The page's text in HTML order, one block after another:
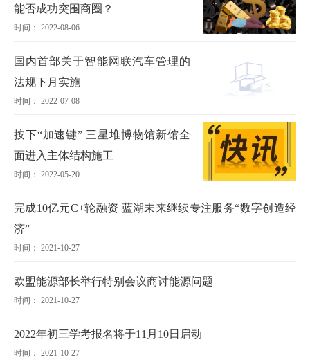
能否成功突围商圈？
时间： 2022-08-06
国内首部关于智能网联汽车管理的
法规下月实施
时间： 2022-07-08
按下“加速键” 三星堆博物馆新馆全
面进入主体结构施工
时间： 2022-05-20
完成10亿元C+轮融资 蓝湖未来继续专注服务“数字创造经
济”
时间： 2021-10-27
欧盟能源部长举行特别会议商讨能源问题
时间： 2021-10-27
2022年初三学考报名将于11月10日启动
时间： 2021-10-27